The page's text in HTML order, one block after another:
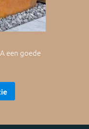
een goede